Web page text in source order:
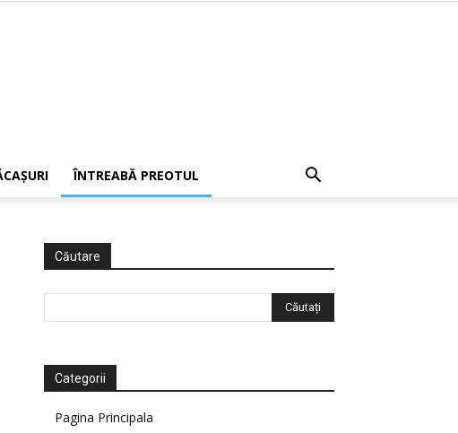
ÎNTREABĂ PREOTUL
Căutare
Categorii
Pagina Principala